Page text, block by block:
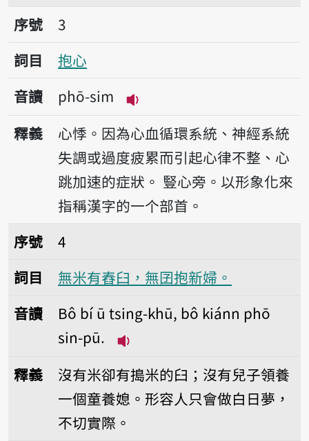
序號3抱心
序號
3
詞目
抱心
音讀
phō-sim
播放音讀phō-sim
釋義
心悸。因為心血循環系統、神經系統
失調或過度疲累而引起心律不整、心
跳加速的症狀。 豎心旁。以形象化來
指稱漢字的一个部首。
序號4無米有舂臼，無囝抱新婦。
序號
4
詞目
無米有舂臼，無囝抱新婦。
音讀
Bô bí ū tsing-khū, bô kiánn phō
sin-pū.
釋義
沒有米卻有搗米的臼；沒有兒子領養
一個童養媳。形容人只會做白日夢，
不切實際。